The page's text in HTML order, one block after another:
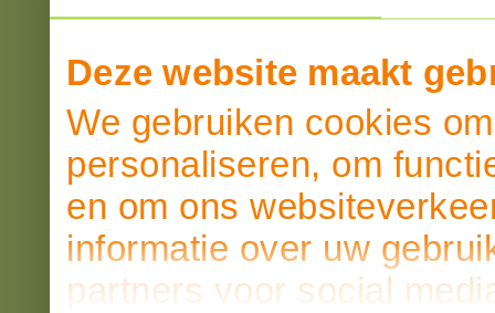
Deze website maakt
We gebruiken cookies
personaliseren, om
en om ons
informatie over uw
partners voor social